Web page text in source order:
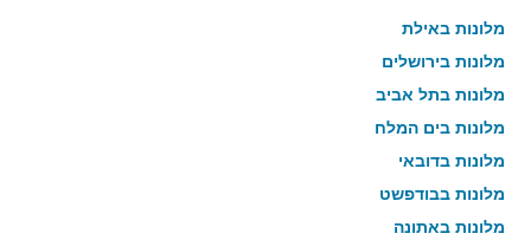
מלונות באילת
מלונות בירושלים
מלונות בתל אביב
מלונות בים המלח
מלונות בדובאי
מלונות בבודפשט
מלונות באתונה